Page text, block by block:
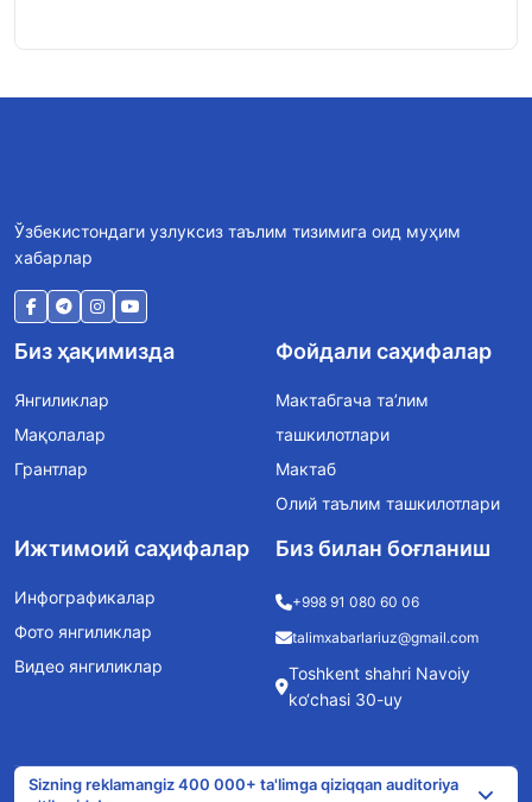
Ўзбекистондаги узлуксиз таълим тизимига оид муҳим
хабарлар
Биз ҳақимизда
Янгиликлар
Мақолалар
Грантлар
Фойдали саҳифалар
Мактабгача та’лим
ташкилотлари
Мактаб
Олий таълим ташкилотлари
Ижтимоий саҳифалар
Инфографикалар
Фото янгиликлар
Видео янгиликлар
Биз билан боғланиш
+998 91 080 60 06
talimxabarlariuz@gmail.com
Toshkent shahri Navoiy
ko‘chasi 30-uy
Sizning reklamangiz 400 000+ ta'limga qiziqqan auditoriya